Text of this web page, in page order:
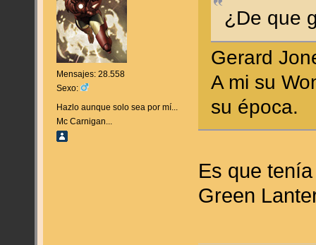
Mensajes: 28.558
Sexo:
Hazlo aunque solo sea por mí...
Mc Carnigan...
¿De que
Gerard
A mi su
su época.
Es que
Green